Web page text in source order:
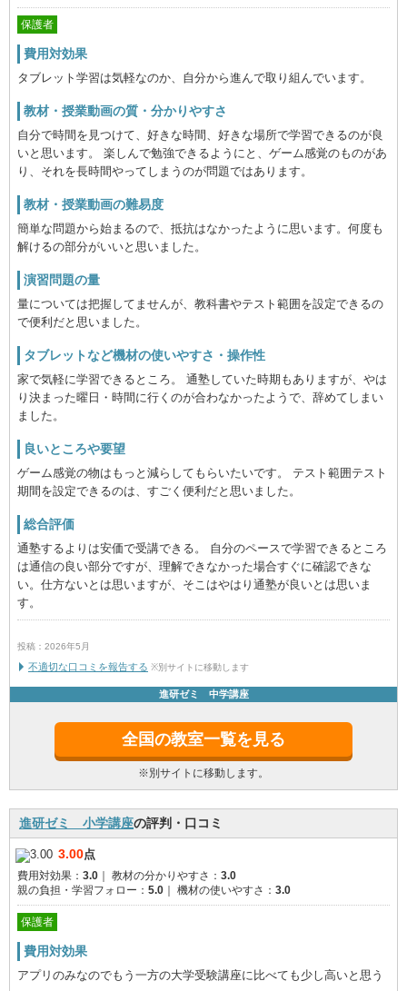
保護者
費用対効果
タブレット学習は気軽なのか、自分から進んで取り組んでいます。
教材・授業動画の質・分かりやすさ
自分で時間を見つけて、好きな時間、好きな場所で学習できるのが良
いと思います。 楽しんで勉強できるようにと、ゲーム感覚のものがあ
り、それを長時間やってしまうのが問題ではあります。
教材・授業動画の難易度
簡単な問題から始まるので、抵抗はなかったように思います。何度も
解けるの部分がいいと思いました。
演習問題の量
量については把握してませんが、教科書やテスト範囲を設定できるの
で便利だと思いました。
タブレットなど機材の使いやすさ・操作性
家で気軽に学習できるところ。 通塾していた時期もありますが、やは
り決まった曜日・時間に行くのが合わなかったようで、辞めてしまい
ました。
良いところや要望
ゲーム感覚の物はもっと減らしてもらいたいです。 テスト範囲テスト
期間を設定できるのは、すごく便利だと思いました。
総合評価
通塾するよりは安価で受講できる。 自分のペースで学習できるところ
は通信の良い部分ですが、理解できなかった場合すぐに確認できな
い。仕方ないとは思いますが、そこはやはり通塾が良いとは思いま
す。
投稿：2026年5月
不適切な口コミを報告する ※別サイトに移動します
進研ゼミ 中学講座
全国の教室一覧を見る
※別サイトに移動します。
進研ゼミ 小学講座の評判・口コミ
3.00点
費用対効果： 3.0 教材の分かりやすさ： 3.0
親の負担・学習フォロー： 5.0 機材の使いやすさ： 3.0
保護者
費用対効果
アプリのみなのでもう一方の大学受験講座に比べても少し高いと思う